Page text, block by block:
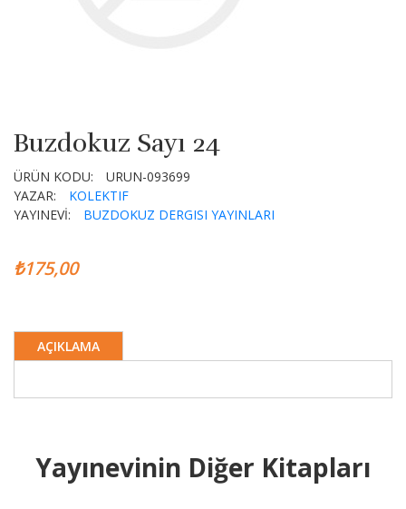
Buzdokuz Sayı 24
ÜRÜN KODU:
URUN-093699
YAZAR:
KOLEKTIF
YAYINEVİ:
BUZDOKUZ DERGISI YAYINLARI
₺175,00
AÇIKLAMA
Yayınevinin Diğer Kitapları